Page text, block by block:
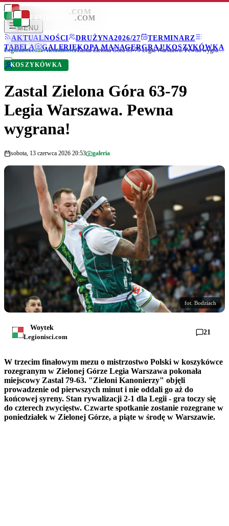
LEGIONISCI .COM
MENU
AKTUALNOŚCI
DRUŻYNA2026/27
TERMINARZ
TABELA
GALERIEKOPA MANAGERGRAJ!KOSZYKÓWKA
LEGIONISCI .COM
Legionisci.com/Aktualności/ Zastal Zielona Góra 63-79 Legia Warszawa. Pewna wygrana!
KOSZYKÓWKA
Zastal Zielona Góra 63-79
Legia Warszawa. Pewna
wygrana!
sobota, 13 czerwca 2026 20:53 galeria
fot. Bodziach
Woytek
Legionisci.com
21
W trzecim finałowym mezu o mistrzostwo Polski w koszykówce
rozegranym w Zielonej Górze Legia Warszawa pokonała
miejscowy Zastal 79-63. "Zieloni Kanonierzy" objęli
prowadzenie od pierwszych minut i nie oddali go aż do
końcowej syreny. Stan rywalizacji 2-1 dla Legii - gra toczy się
do czterech zwycięstw. Czwarte spotkanie zostanie rozegrane w
poniedziałek w Zielonej Górze, a piąte w środę w Warszawie.